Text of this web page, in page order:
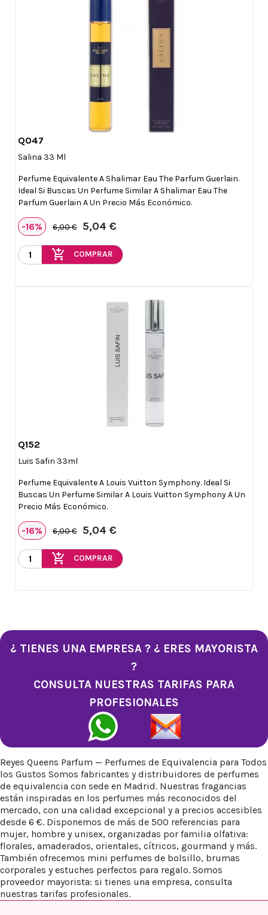
Q047
Salina 33 Ml
Perfume Equivalente A Shalimar Eau The Parfum Guerlain.
Ideal Si Buscas Un Perfume Similar A Shalimar Eau The
Parfum Guerlain A Un Precio Más Económico.
-16% 6,00 € 5,04 €
add_shopping_cart COMPRAR
Q152
Luis Safin 33ml
Perfume Equivalente A Louis Vuitton Symphony. Ideal Si
Buscas Un Perfume Similar A Louis Vuitton Symphony A Un
Precio Más Económico.
-16% 6,00 € 5,04 €
add_shopping_cart COMPRAR
¿ TIENES UNA EMPRESA ? ¿ ERES MAYORISTA
?
CONSULTA NUESTRAS TARIFAS PARA
PROFESIONALES
Reyes Queens Parfum — Perfumes de Equivalencia para Todos
los Gustos Somos fabricantes y distribuidores de perfumes
de equivalencia con sede en Madrid. Nuestras fragancias
están inspiradas en los perfumes más reconocidos del
mercado, con una calidad excepcional y a precios accesibles
desde 6 €. Disponemos de más de 500 referencias para
mujer, hombre y unisex, organizadas por familia olfativa:
florales, amaderados, orientales, cítricos, gourmand y más.
También ofrecemos mini perfumes de bolsillo, brumas
corporales y estuches perfectos para regalo. Somos
proveedor mayorista: si tienes una empresa, consulta
nuestras tarifas profesionales.